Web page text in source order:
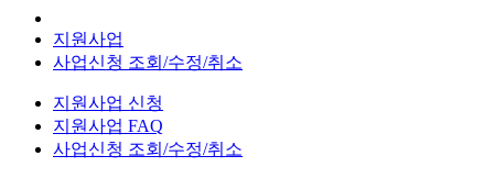
지원사업
사업신청 조회/수정/취소
지원사업 신청
지원사업 FAQ
사업신청 조회/수정/취소